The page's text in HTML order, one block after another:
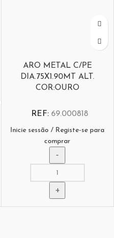
ARO METAL C/PE
DIA.75X1.90MT ALT.
COR:OURO
REF: 69.000818
Inicie sessão / Registe-se para
comprar